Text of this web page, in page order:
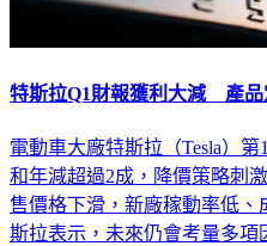
特斯拉Q1財報獲利大減 產品
電動車大廠特斯拉（Tesla）
和年減超過2成，降價策略刺
售價格下滑，新廠稼動率低
斯拉表示，未來仍會考量多